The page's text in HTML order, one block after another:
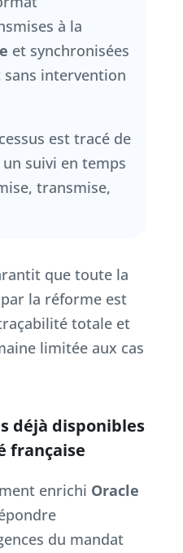
à la
et synchronisées
sans intervention
est tracé de
suivi en temps
transmise,
que toute la
la réforme est
totale et
limitée aux cas
déjà disponibles
française
enrichi Oracle
du mandat